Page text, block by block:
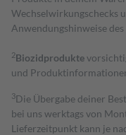
Wechselwirkungschecks
Anwendungshinweise
2Biozidprodukte
und
3Die Übergabe deiner
bei uns werktags von
Lieferzeitpunkt kann je